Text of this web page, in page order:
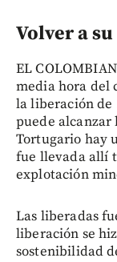
Volver a
EL
media hora del
la liberación de
puede alcanzar
Tortugario hay
fue llevada allí
explotación
Las liberadas
liberación se
sostenibilidad